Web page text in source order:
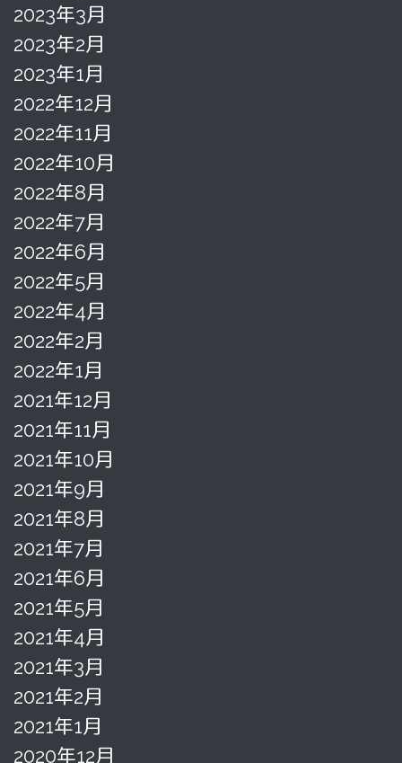
2023年3月
2023年2月
2023年1月
2022年12月
2022年11月
2022年10月
2022年8月
2022年7月
2022年6月
2022年5月
2022年4月
2022年2月
2022年1月
2021年12月
2021年11月
2021年10月
2021年9月
2021年8月
2021年7月
2021年6月
2021年5月
2021年4月
2021年3月
2021年2月
2021年1月
2020年12月